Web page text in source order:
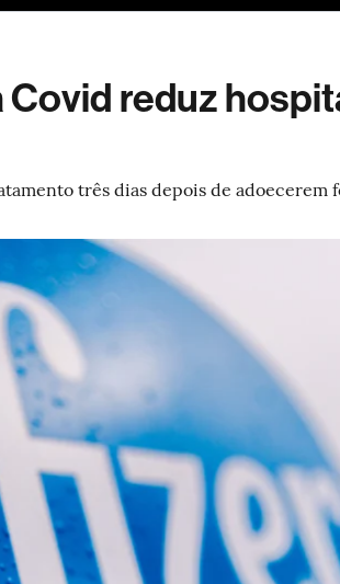
reduz
três dias depois de adoecerem